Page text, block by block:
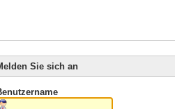
Sie sich an